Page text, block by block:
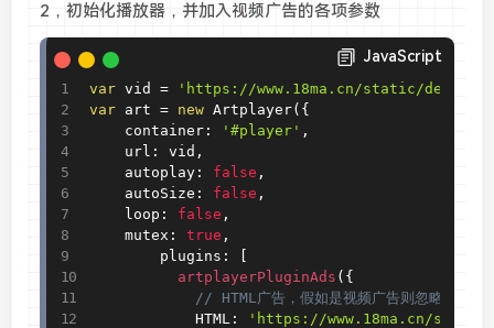
2，初始化播放器，并加入视频广告的各项参数
JavaScript
var vid =
'https://www.18ma.cn/static/
var art = new Artplayer( {
	container
: '#player' ,
	url
: vid ,
	autoplay
: false ,
	autoSize
: false ,
	loop
: false ,
	mutex
: true ,
        plugins
:
          artplayerPluginAds
( {
// HTML广告，假如是视频广告则忽略该值
            HTML
: 'https://www.18ma.cn/